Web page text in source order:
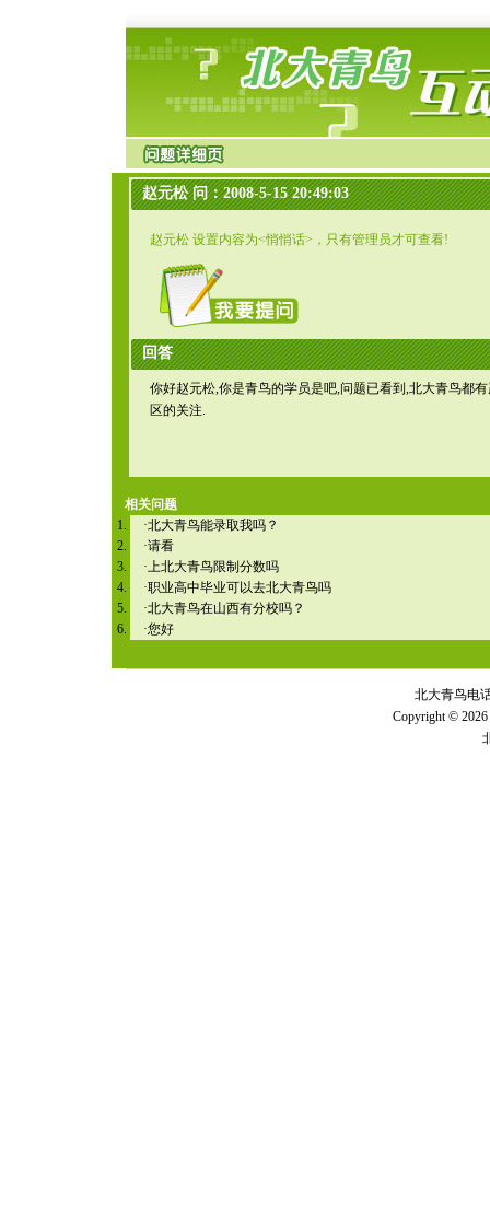
赵元松 问：2008-5-15 20:49:03
赵元松 设置内容为<悄悄话>，只有管理员才可查看!
回答
你好赵元松,你是青鸟的学员是吧,问题已看到,北大青鸟都
区的关注.
相关问题
·北大青鸟能录取我吗？
·请看
·上北大青鸟限制分数吗
·职业高中毕业可以去北大青鸟吗
·北大青鸟在山西有分校吗？
·您好
北大青鸟电
Copyright © 2026